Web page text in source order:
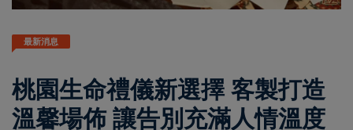
最新消息
桃園生命禮儀新選擇 客製打造
溫馨場佈 讓告別充滿人情溫度